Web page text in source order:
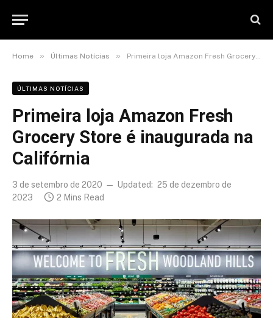
Home » Últimas Notícias » Primeira loja Amazon Fresh Grocery Store é inaugurada na Califórnia
ÚLTIMAS NOTÍCIAS
Primeira loja Amazon Fresh
Grocery Store é inaugurada na
Califórnia
3 de setembro de 2020 Updated: 25 de dezembro de
2023
2 Mins Read